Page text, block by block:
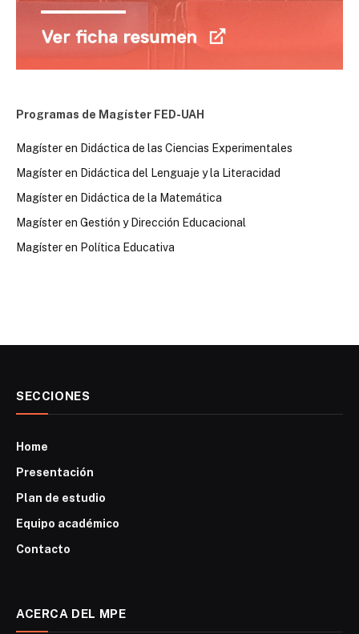
Programas de Magíster FED-UAH
Magíster en Didáctica de las Ciencias Experimentales
Magíster en Didáctica del Lenguaje y la Literacidad
Magíster en Didáctica de la Matemática
Magíster en Gestión y Dirección Educacional
Magíster en Política Educativa
SECCIONES
Home
Presentación
Plan de estudio
Equipo académico
Contacto
ACERCA DEL MPE